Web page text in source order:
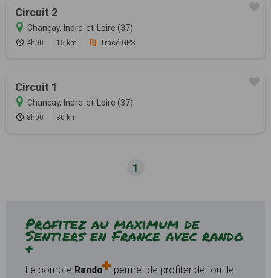
Circuit 2
Chançay, Indre-et-Loire (37)
4h00 15 km Tracé GPS
Circuit 1
Chançay, Indre-et-Loire (37)
8h00 30 km
1
Profitez au maximum de
Sentiers en France avec rando
+
Le compte Rando
permet de profiter de tout le